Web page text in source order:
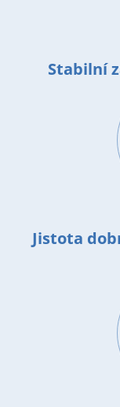
Stabilní
Jistota